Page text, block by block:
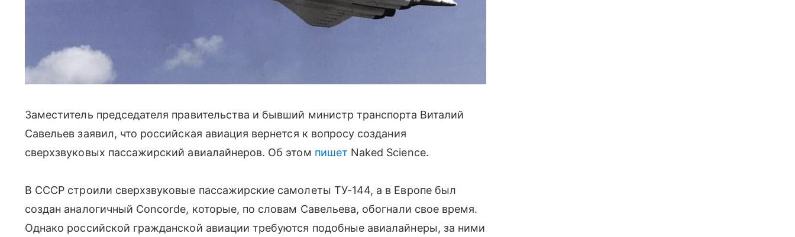
Заместитель председателя правительства и бывший министр транспорта Виталий
Савельев заявил, что российская авиация вернется к вопросу создания
сверхзвуковых пассажирский авиалайнеров. Об этом пишет Naked Science.
В СССР строили сверхзвуковые пассажирские самолеты ТУ-144, а в Европе был
создан аналогичный Concorde, которые, по словам Савельева, обогнали свое время.
Однако российской гражданской авиации требуются подобные авиалайнеры, за ними